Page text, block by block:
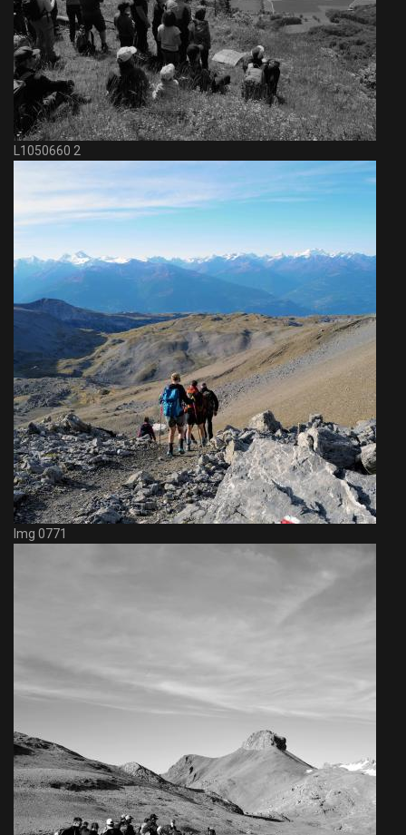
L1050660 2
Img 0771